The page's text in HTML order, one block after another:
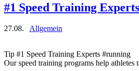
#1 Speed Training Experts
27.08. Allgemein
Tip #1 Speed Training Experts #running
Our speed training programs help athletes